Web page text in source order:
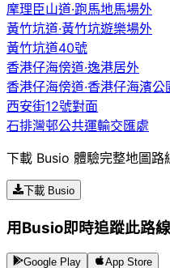
摩理臣山道·跑馬地馬場外
黃竹坑道·黃竹坑遊樂場外
黃竹坑道40號
香港仔海傍道·逸港居外
香港仔海傍道·香港仔海濱公
西安街12號對面
石排灣邨公共運輸交匯處
下載 Busio 體驗完整地圖路
下載 Busio
用Busio即時追蹤此路
Google Play App Store